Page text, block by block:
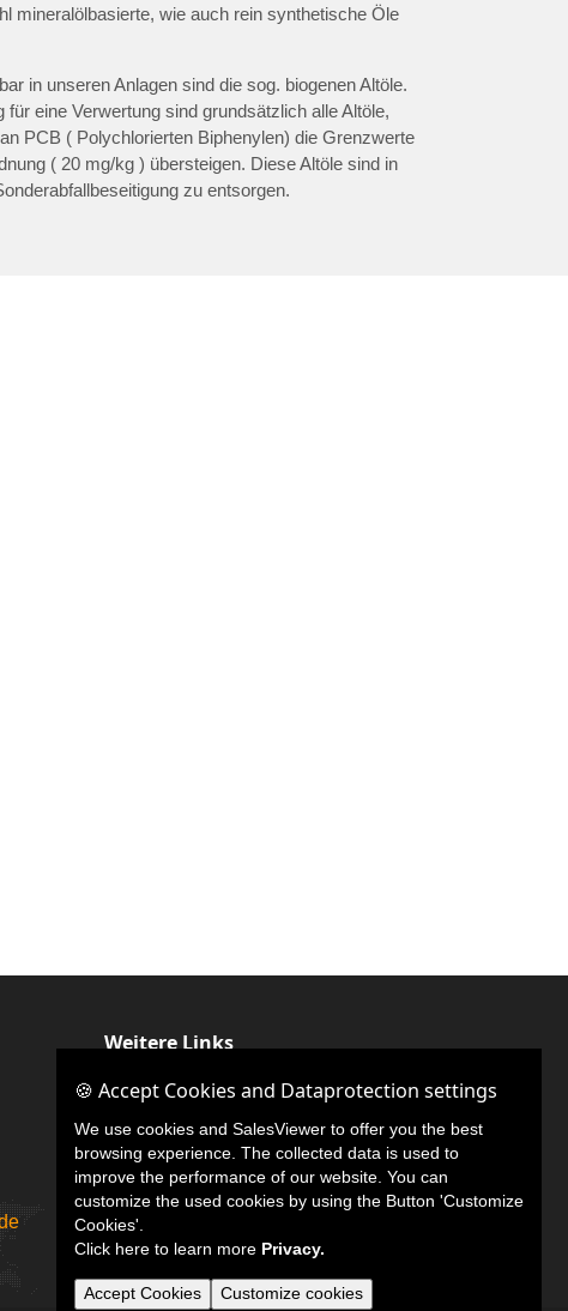
mineralölbasierte, wie auch rein synthetische Öle
in unseren Anlagen sind die sog. biogenen Altöle.
für eine Verwertung sind grundsätzlich alle Altöle,
PCB ( Polychlorierten Biphenylen) die Grenzwerte
( 20 mg/kg ) übersteigen. Diese Altöle sind in
zu entsorgen.
Weitere Links
LinkedIn
🍪 Accept Cookies and Dataprotection settings
We use cookies and SalesViewer to offer you the best
browsing experience. The collected data is used to
improve the performance of our website. You can
customize the used cookies by using the Button 'Customize
Cookies'.
Click here to learn more Privacy.
Accept Cookies Customize cookies
🍪 Accept Cookies and Dataprotection settings
We use cookies and SalesViewer to offer you the best
browsing experience. The collected data is used to
improve the performance of our website. You can
customize the used cookies by using the Button 'Customize
Cookies'.
Click here to learn more Privacy.
Accept Cookies Customize cookies